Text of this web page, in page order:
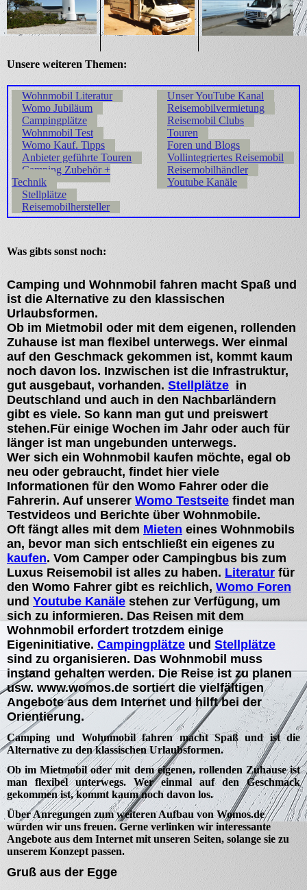
Unsere weiteren Themen:
Wohnmobil Literatur
Womo Jubiläum
Campingplätze
Wohnmobil Test
Womo Kauf. Tipps
Anbieter geführte Touren
Camping Zubehör +
Technik
Stellplätze
Reisemobilhersteller
Unser YouTube Kanal
Reisemobilvermietung
Reisemobil Clubs
Touren
Foren und Blogs
Vollintegriertes Reisemobil
Reisemobilhändler
Youtube Kanäle
Was gibts sonst noch:
Camping und Wohnmobil fahren macht Spaß und
ist die Alternative zu den klassischen
Urlaubsformen.
Ob im Mietmobil oder mit dem eigenen, rollenden
Zuhause ist man flexibel unterwegs. Wer einmal
auf den Geschmack gekommen ist, kommt kaum
noch davon los. Inzwischen ist die Infrastruktur,
gut ausgebaut, vorhanden. Stellplätze in
Deutschland und auch in den Nachbarländern
gibt es viele. So kann man gut und preiswert
stehen.Für einige Wochen im Jahr oder auch für
länger ist man ungebunden unterwegs.
Wer sich ein Wohnmobil kaufen möchte, egal ob
neu oder gebraucht, findet hier viele
Informationen für den Womo Fahrer oder die
Fahrerin. Auf unserer Womo Testseite findet man
Testvideos und Berichte über Wohnmobile.
Oft fängt alles mit dem Mieten eines Wohnmobils
an, bevor man sich entschließt ein eigenes zu
kaufen. Vom Camper oder Campingbus bis zum
Luxus Reisemobil ist alles zu haben. Literatur für
den Womo Fahrer gibt es reichlich, Womo Foren
und Youtube Kanäle stehen zur Verfügung, um
sich zu informieren. Das Reisen mit dem
Wohnmobil erfordert trotzdem einige
Eigeninitiative. Campingplätze und Stellplätze
sind zu organisieren. Das Wohnmobil muss
instand gehalten werden. Die Reise ist zu planen
usw. www.womos.de sortiert die vielfältigen
Angebote aus dem Internet und hilft bei der
Orientierung.
Camping und Wohnmobil fahren macht Spaß und ist die
Alternative zu den klassischen Urlaubsformen.
Ob im Mietmobil oder mit dem eigenen, rollenden Zuhause ist
man flexibel unterwegs. Wer einmal auf den Geschmack
gekommen ist, kommt kaum noch davon los.
Über Anregungen zum weiteren Aufbau von Womos.de
würden wir uns freuen. Gerne verlinken wir interessante
Angebote aus dem Internet mit unseren Seiten, solange sie zu
unserem Konzept passen.
Gruß aus der Egge